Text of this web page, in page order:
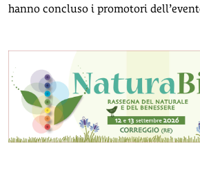
hanno concluso i promotori